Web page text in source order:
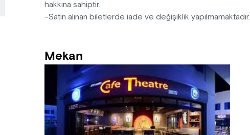
hakkına sahiptir.
-Satın alınan biletlerde iade ve değişiklik yapılmamaktadır.
Mekan